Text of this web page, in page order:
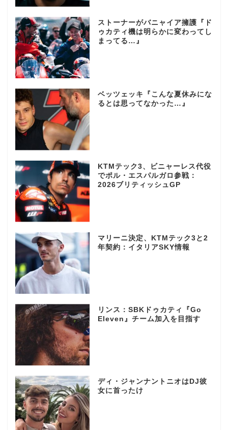
ストーナーがバニャイア擁護『ド
ゥカティ機は明らかに変わってし
まってる…』
ベッツェッキ『こんな夏休みにな
るとは思ってなかった…』
KTMテック3、ビニャーレス代役
でポル・エスパルガロ参戦：
2026ブリティッシュGP
マリーニ決定、KTMテック3と2
年契約：イタリアSKY情報
リンス：SBKドゥカティ『Go
Eleven』チーム加入を目指す
ディ・ジャンナントニオはDJ彼
女に首ったけ